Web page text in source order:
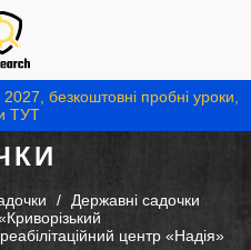
безкоштовні пробні уроки,
ТУТ
Державні садочки
центр «Надія»